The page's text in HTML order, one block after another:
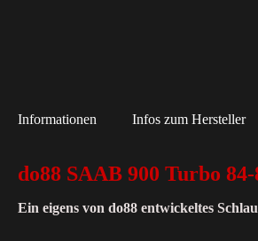
Informationen Infos zum Hersteller
do88 SAAB 900 Turbo
Ein eigens von do88 entwickeltes